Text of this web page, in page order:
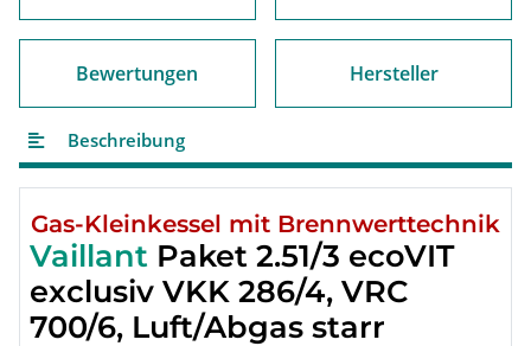
Bewertungen Hersteller
Beschreibung
Gas-Kleinkessel mit Brennwerttechnik
Vaillant Paket 2.51/3 ecoVIT
exclusiv VKK 286/4, VRC
700/6, Luft/Abgas starr